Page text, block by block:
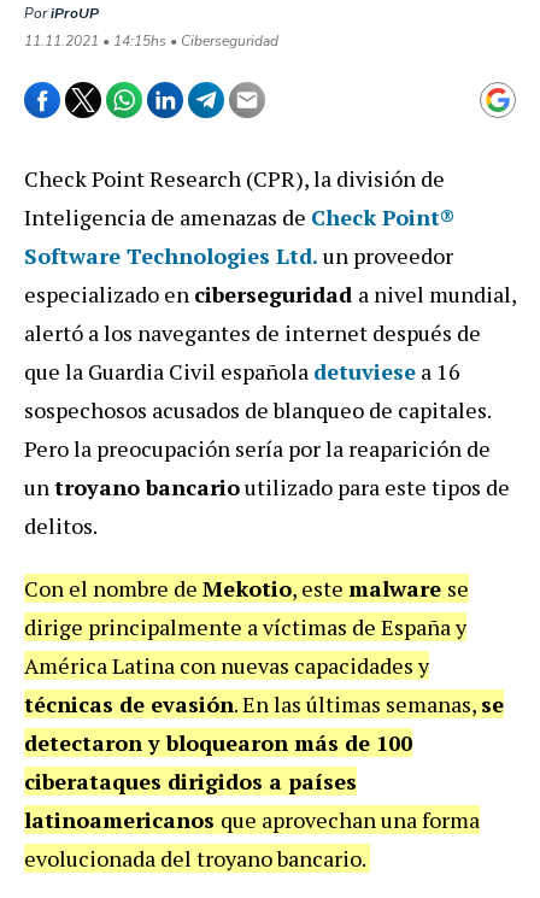
PoriProUP
11.11.2021 • 14:15hs • Ciberseguridad
Check Point Research (CPR), la división de
Inteligencia de amenazas de Check Point®
Software Technologies Ltd. un proveedor
especializado en ciberseguridad a nivel mundial,
alertó a los navegantes de internet después de
que la Guardia Civil española detuviese a 16
sospechosos acusados de blanqueo de capitales.
Pero la preocupación sería por la reaparición de
untroyano bancarioutilizado para este tipos de
delitos.
Con el nombre de Mekotio, este malware se
dirige principalmente a víctimas de España y
América Latina con nuevas capacidades y
técnicas de evasión. En las últimas semanas, se
detectaron y bloquearon más de 100
ciberataques dirigidos a países
latinoamericanos que aprovechan una forma
evolucionada del troyano bancario.